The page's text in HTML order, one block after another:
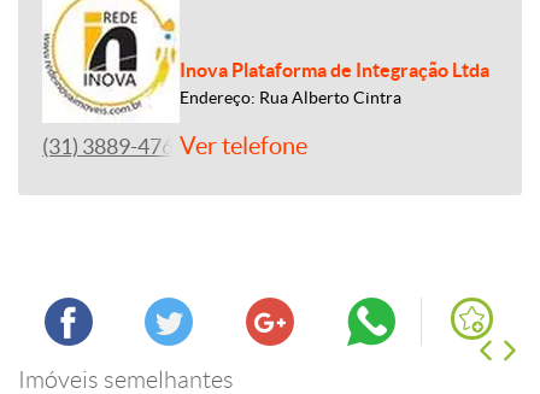
Inova Plataforma de Integração Ltda
Endereço: Rua Alberto Cintra
(31) 3889-4765Ver telefone
Imóveis semelhantes